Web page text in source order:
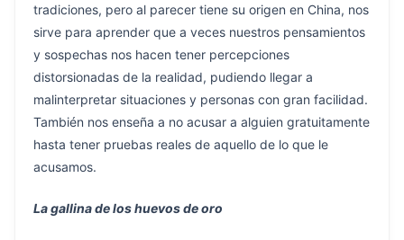
tradiciones, pero al parecer tiene su origen en China, nos
sirve para aprender que a veces nuestros pensamientos
y sospechas nos hacen tener percepciones
distorsionadas de la realidad, pudiendo llegar a
malinterpretar situaciones y personas con gran facilidad.
También nos enseña a no acusar a alguien gratuitamente
hasta tener pruebas reales de aquello de lo que le
acusamos.
La gallina de los huevos de oro